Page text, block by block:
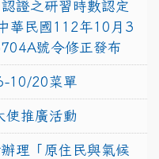
證之研習時數認定
華民國112年10月3
號令修正發布
10/20菜單
使推廣活動
理「原住民與氣候